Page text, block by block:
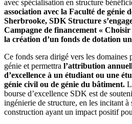
avec spécialisation en structure
association avec la Faculté de génie
Sherbrooke, SDK Structure
Campagne de financement «
la création d’un fonds de dotation
Ce fonds sera dirigé vers les domaines
génie et permettra l’attribution
d’excellence à un étudiant ou une
génie civil ou de génie du bâtiment.
bourse d’excellence SDK est de
ingénierie de structure, en les incitant à
construction ayant un impact positif